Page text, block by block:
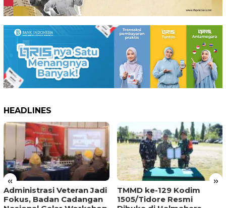
HEADLINES
« »
Administrasi Veteran Jadi
Fokus, Badan Cadangan
TMMD ke-129 Kodim
1505/Tidore Resmi